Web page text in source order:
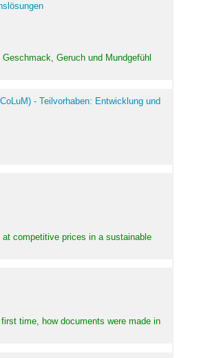
Geruch und Mundgefühl
- Teilvorhaben: Entwicklung und
competitive prices in a sustainable
time, how documents were made in